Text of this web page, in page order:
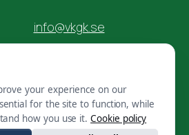
info@vkgk.se
your experience on our
for the site to function, while
how you use it. Cookie policy